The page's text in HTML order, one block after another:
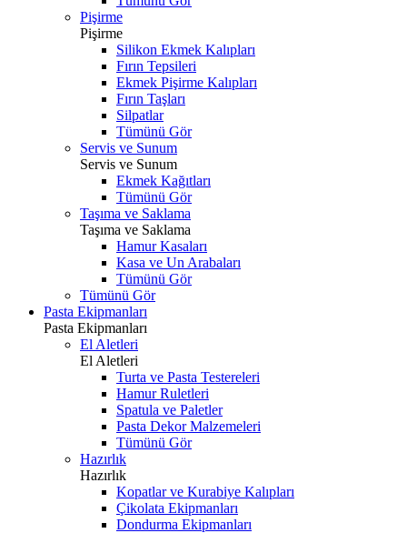
Pişirme
Pişirme
Silikon Ekmek Kalıpları
Fırın Tepsileri
Ekmek Pişirme Kalıpları
Fırın Taşları
Silpatlar
Tümünü Gör
Servis ve Sunum
Servis ve Sunum
Ekmek Kağıtları
Tümünü Gör
Taşıma ve Saklama
Taşıma ve Saklama
Hamur Kasaları
Kasa ve Un Arabaları
Tümünü Gör
Tümünü Gör
Pasta Ekipmanları
Pasta Ekipmanları
El Aletleri
El Aletleri
Turta ve Pasta Testereleri
Hamur Ruletleri
Spatula ve Paletler
Pasta Dekor Malzemeleri
Tümünü Gör
Hazırlık
Hazırlık
Kopatlar ve Kurabiye Kalıpları
Çikolata Ekipmanları
Dondurma Ekipmanları